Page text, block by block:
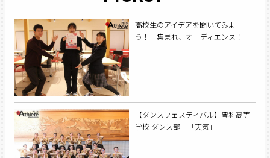
高校生のアイデアを聞いてみよ
う！ 集まれ、オーディエンス！
【ダンスフェスティバル】豊科高等
学校 ダンス部 「天気」